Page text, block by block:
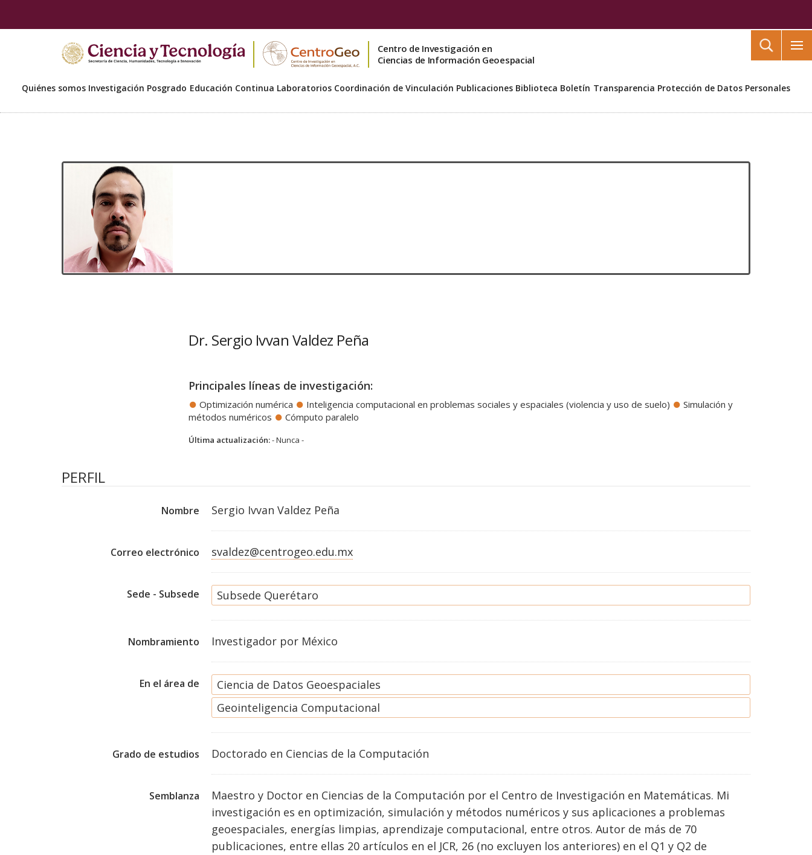
Centro de Investigación en
Ciencias de Información Geoespacial
Quiénes somos Investigación Posgrado Educación Continua Laboratorios Coordinación de Vinculación Publicaciones Biblioteca Boletín Transparencia Protección de Datos Personales
Dr. Sergio Ivvan Valdez Peña
Principales líneas de investigación:
Optimización numérica Inteligencia computacional en problemas sociales y espaciales (violencia y uso de suelo)
Simulación y
métodos numéricos
Cómputo paralelo
Última actualización:- Nunca -
PERFIL
Nombre Sergio Ivvan Valdez Peña
Correo electrónico svaldez@centrogeo.edu.mx
Sede - Subsede Subsede Querétaro
Nombramiento Investigador por México
En el área de
Ciencia de Datos Geoespaciales
Geointeligencia Computacional
Grado de estudios Doctorado en Ciencias de la Computación
Semblanza
Maestro y Doctor en Ciencias de la Computación por el Centro de Investigación en Matemáticas. Mi
investigación es en optimización, simulación y métodos numéricos y sus aplicaciones a problemas
geoespaciales, energías limpias, aprendizaje computacional, entre otros. Autor de más de 70
publicaciones, entre ellas 20 artículos en el JCR, 26 (no excluyen los anteriores) en el Q1 y Q2 de